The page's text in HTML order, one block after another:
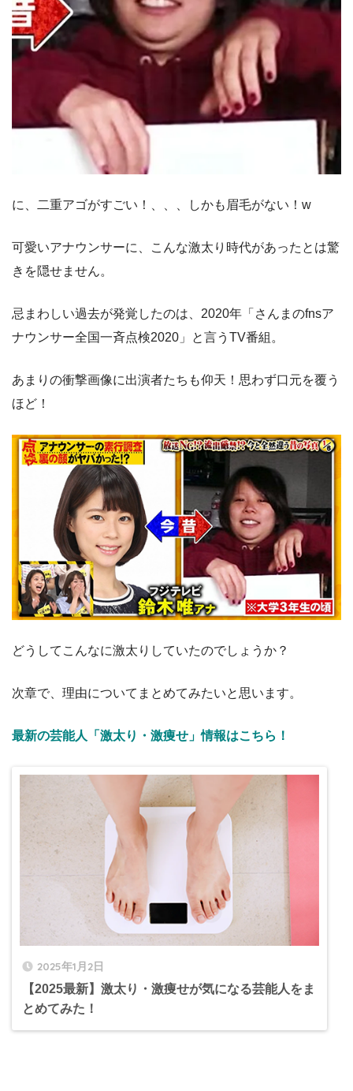
に、二重アゴがすごい！、、、しかも眉毛がない！w
可愛いアナウンサーに、こんな激太り時代があったとは驚
きを隠せません。
忌まわしい過去が発覚したのは、2020年「さんまのfnsア
ナウンサー全国一斉点検2020」と言うTV番組。
あまりの衝撃画像に出演者たちも仰天！思わず口元を覆う
ほど！
どうしてこんなに激太りしていたのでしょうか？
次章で、理由についてまとめてみたいと思います。
最新の芸能人「激太り・激痩せ」情報はこちら！
2025年1月2日
【2025最新】激太り・激痩せが気になる芸能人をま
とめてみた！